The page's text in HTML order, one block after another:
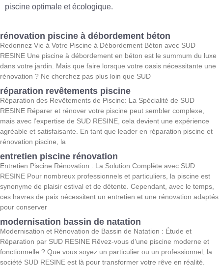
piscine optimale et écologique.
rénovation piscine à débordement béton
Redonnez Vie à Votre Piscine à Débordement Béton avec SUD
RESINE Une piscine à débordement en béton est le summum du luxe
dans votre jardin. Mais que faire lorsque votre oasis nécessitante une
rénovation ? Ne cherchez pas plus loin que SUD
réparation revêtements piscine
Réparation des Revêtements de Piscine: La Spécialité de SUD
RESINE Réparer et rénover votre piscine peut sembler complexe,
mais avec l’expertise de SUD RESINE, cela devient une expérience
agréable et satisfaisante. En tant que leader en réparation piscine et
rénovation piscine, la
entretien piscine rénovation
Entretien Piscine Rénovation : La Solution Complète avec SUD
RESINE Pour nombreux professionnels et particuliers, la piscine est
synonyme de plaisir estival et de détente. Cependant, avec le temps,
ces havres de paix nécessitent un entretien et une rénovation adaptés
pour conserver
modernisation bassin de natation
Modernisation et Rénovation de Bassin de Natation : Étude et
Réparation par SUD RESINE Rêvez-vous d’une piscine moderne et
fonctionnelle ? Que vous soyez un particulier ou un professionnel, la
société SUD RESINE est là pour transformer votre rêve en réalité.